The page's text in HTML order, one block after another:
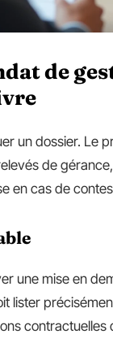
de
un dossier. Le
de
en cas de
une mise en
lister
contractuelles